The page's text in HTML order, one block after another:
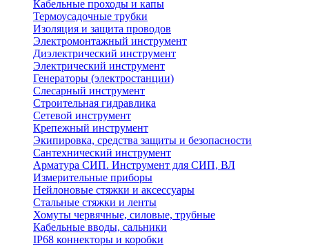
Кабельные проходы и капы
Термоусадочные трубки
Изоляция и защита проводов
Электромонтажный инструмент
Диэлектрический инструмент
Электрический инструмент
Генераторы (электростанции)
Слесарный инструмент
Строительная гидравлика
Сетевой инструмент
Крепежный инструмент
Экипировка, средства защиты и безопасности
Сантехнический инструмент
Арматура СИП. Инструмент для СИП, ВЛ
Измерительные приборы
Нейлоновые стяжки и аксессуары
Стальные стяжки и ленты
Хомуты червячные, силовые, трубные
Кабельные вводы, сальники
IP68 коннекторы и коробки